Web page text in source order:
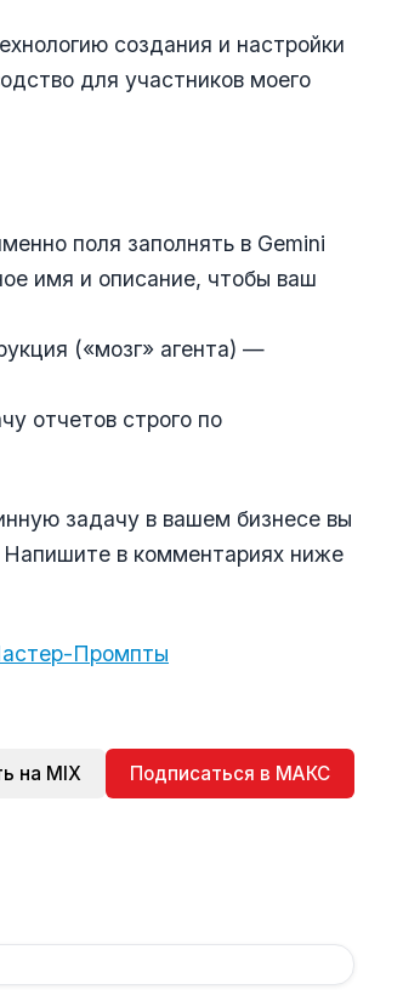
создания и настройки
для участников моего
поля заполнять в Gemini
имя и описание, чтобы ваш
(«мозг» агента) —
отчетов строго по
задачу в вашем бизнесе вы
в комментариях ниже
Промпты
на MIX Подписаться в МАКС